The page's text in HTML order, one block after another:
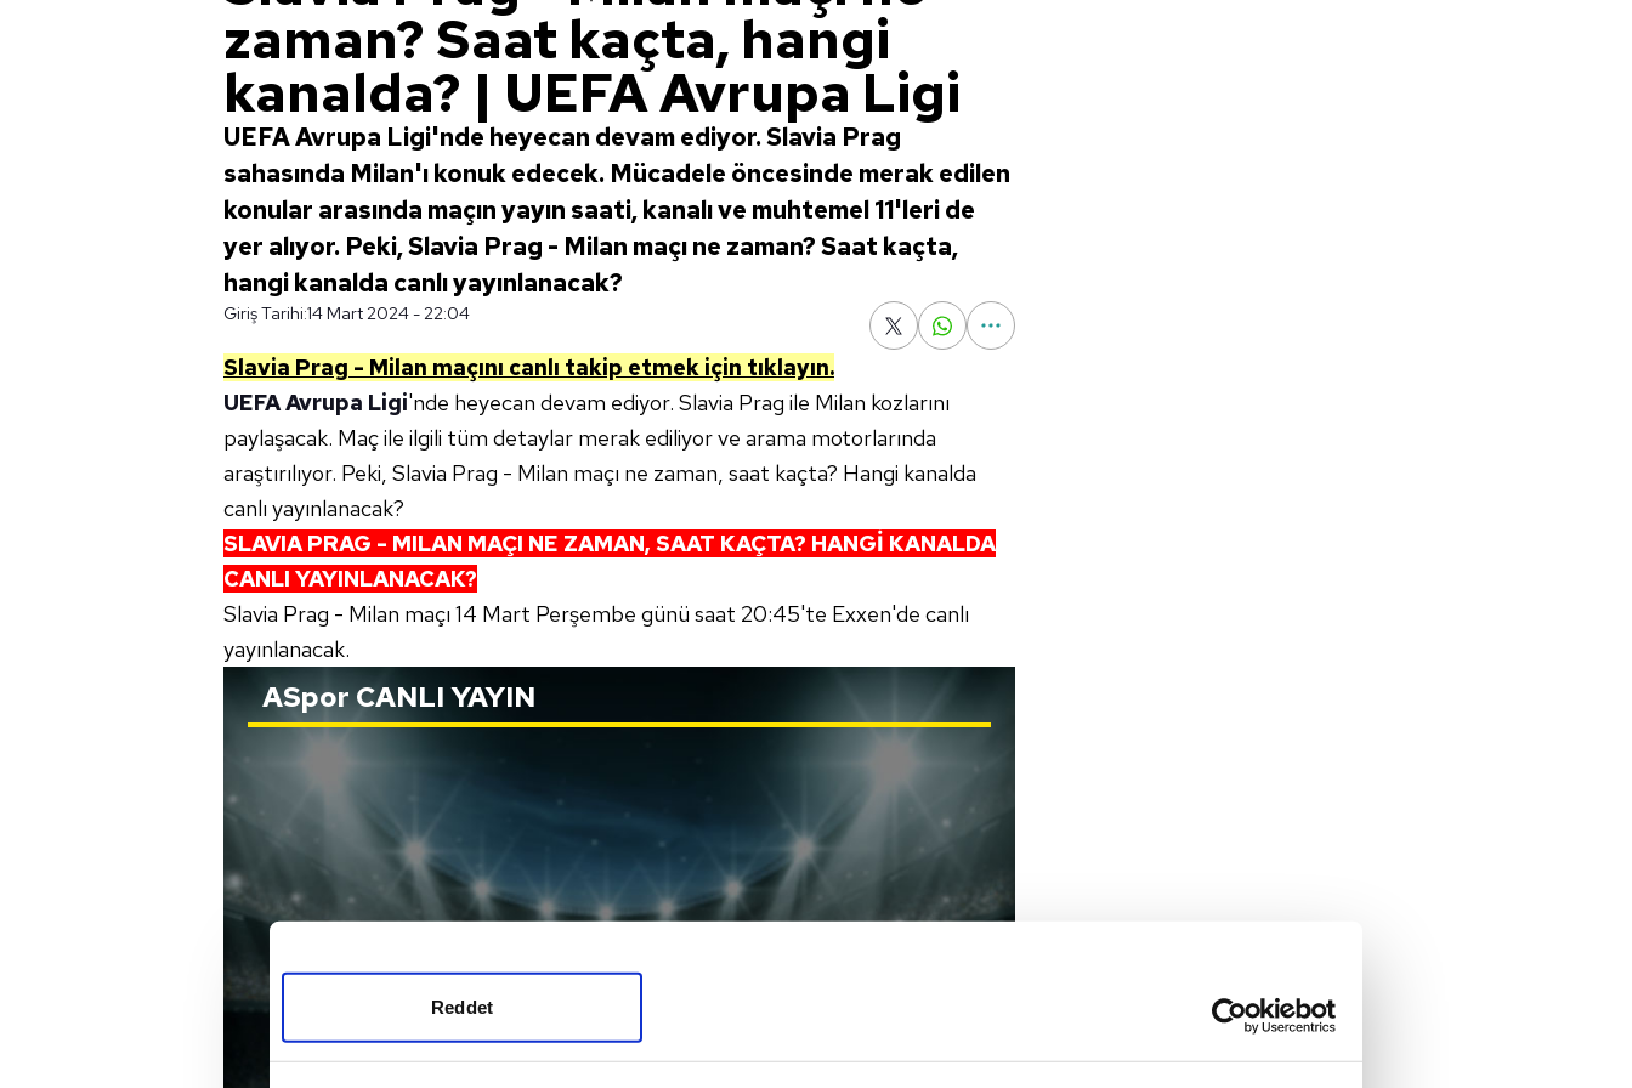
Reddet
zaman? Saat kaçta, hangi
kanalda? | UEFA Avrupa Ligi
UEFA Avrupa Ligi'nde heyecan devam ediyor. Slavia Prag
sahasında Milan'ı konuk edecek. Mücadele öncesinde merak edilen
konular arasında maçın yayın saati, kanalı ve muhtemel 11'leri de
yer alıyor. Peki, Slavia Prag - Milan maçı ne zaman? Saat kaçta,
hangi kanalda canlı yayınlanacak?
Giriş Tarihi:14 Mart 2024 - 22:04
Slavia Prag - Milan maçını canlı takip etmek için tıklayın.
UEFA Avrupa Ligi'nde heyecan devam ediyor. Slavia Prag ile Milan kozlarını
paylaşacak. Maç ile ilgili tüm detaylar merak ediliyor ve arama motorlarında
araştırılıyor. Peki, Slavia Prag - Milan maçı ne zaman, saat kaçta? Hangi kanalda
canlı yayınlanacak?
SLAVIA PRAG - MILAN MAÇI NE ZAMAN, SAAT KAÇTA? HANGİ KANALDA
CANLI YAYINLANACAK?
Slavia Prag - Milan maçı 14 Mart Perşembe günü saat 20:45'te Exxen'de canlı
yayınlanacak.
ASporCANLI YAYIN